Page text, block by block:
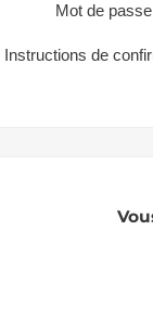
Mot de
Instructions de